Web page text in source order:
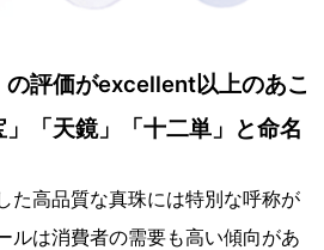
の評価がexcellent以上のあこ
「天鏡」「十二単」と命名
た高品質な真珠には特別な呼称が
ルは消費者の需要も高い傾向があ